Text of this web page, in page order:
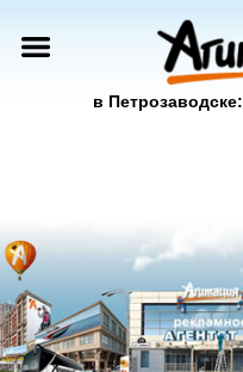
в Петрозаводске: